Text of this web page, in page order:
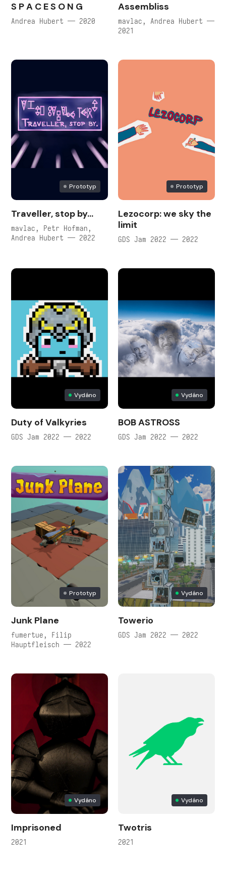
S P A C E S O N G
Andrea Hubert — 2020
Assembliss
mavlac, Andrea Hubert —
2021
Prototyp
Traveller, stop by...
mavlac, Petr Hofman,
Andrea Hubert — 2022
Prototyp
Lezocorp: we sky the
limit
GDS Jam 2022 — 2022
Vydáno
Duty of Valkyries
GDS Jam 2022 — 2022
Vydáno
BOB ASTROSS
GDS Jam 2022 — 2022
Prototyp
Junk Plane
fumertue, Filip
Hauptfleisch — 2022
Vydáno
Towerio
GDS Jam 2022 — 2022
Vydáno
Imprisoned
2021
Vydáno
Twotris
2021